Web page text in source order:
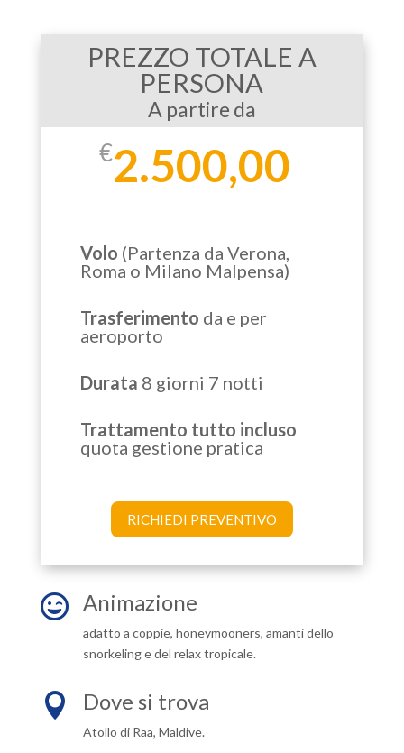
PREZZO TOTALE A
PERSONA
A partire da
€2.500,00
Volo (Partenza da Verona,
Roma o Milano Malpensa)
Trasferimento da e per
aeroporto
Durata 8 giorni 7 notti
Trattamento tutto incluso
quota gestione pratica
RICHIEDI PREVENTIVO
 Animazione
adatto a coppie, honeymooners, amanti dello
snorkeling e del relax tropicale.
 Dove si trova
Atollo di Raa, Maldive.